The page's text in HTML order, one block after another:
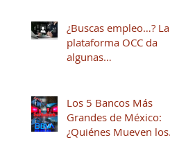
¿Buscas empleo…? La
plataforma OCC da
algunas
búsqueda de una
oportunidad laboral
Los 5 Bancos Más
Grandes de México:
¿Quiénes Mueven los